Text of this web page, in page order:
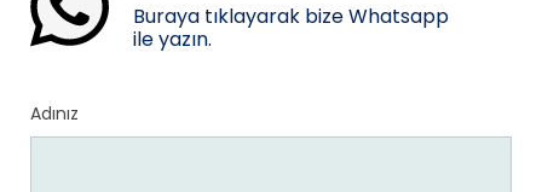
Buraya tıklayarak bize Whatsapp
ile yazın.
Adınız